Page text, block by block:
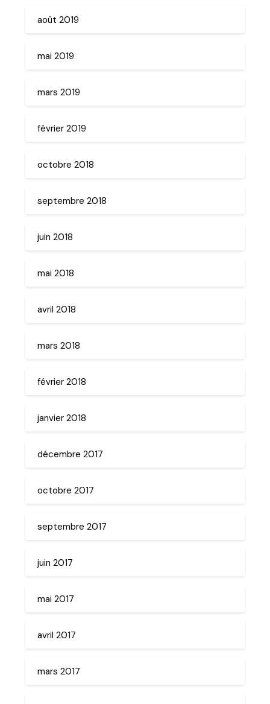
août 2019
mai 2019
mars 2019
février 2019
octobre 2018
septembre 2018
juin 2018
mai 2018
avril 2018
mars 2018
février 2018
janvier 2018
décembre 2017
octobre 2017
septembre 2017
juin 2017
mai 2017
avril 2017
mars 2017